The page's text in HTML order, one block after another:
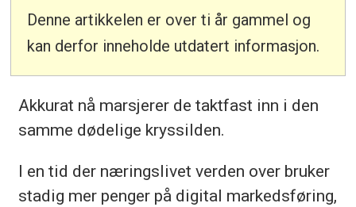
Denne artikkelen er over ti år gammel og
kan derfor inneholde utdatert informasjon.
Akkurat nå marsjerer de taktfast inn i den
samme dødelige kryssilden.
I en tid der næringslivet verden over bruker
stadig mer penger på digital markedsføring,